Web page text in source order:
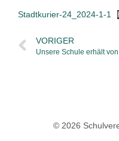
Stadtkurier-24_2024-1-1
VORIGER
© 2026